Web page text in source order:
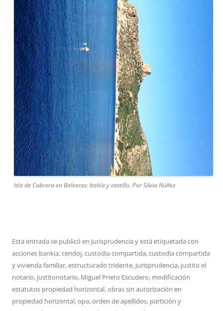
Isla de Cabrera en Baleares: bahía y castillo. Por Silvia Núñez.
Esta entrada se publicó en Jurisprudencia y está etiquetada con
acciones bankia,cendoj,custodia compartida,custodia compartida
y vivienda familiar,estructurado tridente, Jurisprudencia, justito el
notario, justitonotario, Miguel Prieto Escudero, modificación
estatutos propiedad horizontal,obras sin autorización en
propiedad horizontal,opa,orden de apellidos, partición y